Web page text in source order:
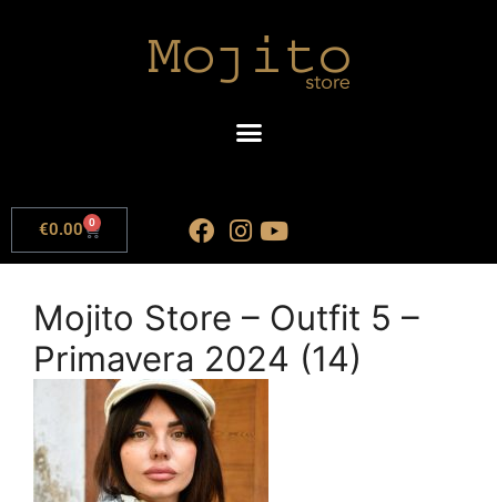
€0.00 0
Mojito Store – Outfit 5 –
Primavera 2024 (14)